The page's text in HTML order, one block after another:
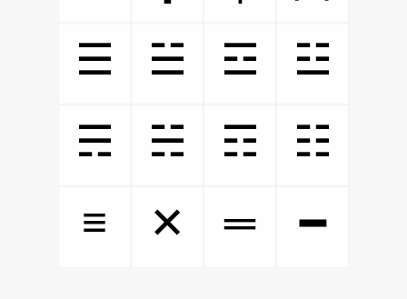
☰
☱ ☲
☳
☴
☵ ☶
☷
≡
✕ ═ ━